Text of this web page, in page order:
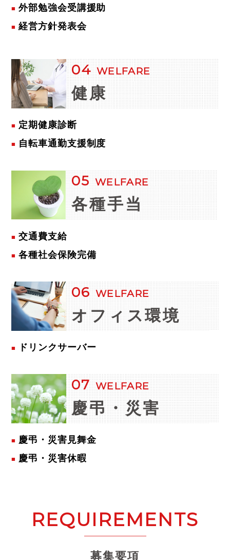
外部勉強会受講援助
経営方針発表会
04 WELFARE
健康
定期健康診断
自転車通勤支援制度
05 WELFARE
各種手当
交通費支給
各種社会保険完備
06 WELFARE
オフィス環境
ドリンクサーバー
07 WELFARE
慶弔・災害
慶弔・災害見舞金
慶弔・災害休暇
REQUIREMENTS
募集要項